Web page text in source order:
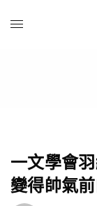
一文學會
變得帥氣